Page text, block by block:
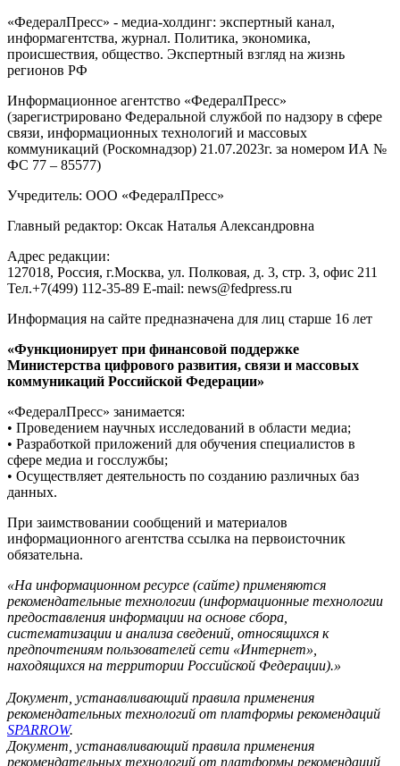
«ФедералПресс» - медиа-холдинг: экспертный канал,
информагентства, журнал. Политика, экономика,
происшествия, общество. Экспертный взгляд на жизнь
регионов РФ
Информационное агентство «ФедералПресс»
(зарегистрировано Федеральной службой по надзору в сфере
связи, информационных технологий и массовых
коммуникаций (Роскомнадзор) 21.07.2023г. за номером ИА №
ФС 77 – 85577)
Учредитель: ООО «ФедералПресс»
Главный редактор: Оксак Наталья Александровна
Адрес редакции:
127018, Россия, г.Москва, ул. Полковая, д. 3, стр. 3, офис 211
Тел.+7(499) 112-35-89 E-mail: news@fedpress.ru
Информация на сайте предназначена для лиц старше 16 лет
«Функционирует при финансовой поддержке
Министерства цифрового развития, связи и массовых
коммуникаций Российской Федерации»
«ФедералПресс» занимается:
• Проведением научных исследований в области медиа;
• Разработкой приложений для обучения специалистов в
сфере медиа и госслужбы;
• Осуществляет деятельность по созданию различных баз
данных.
При заимствовании сообщений и материалов
информационного агентства ссылка на первоисточник
обязательна.
«На информационном ресурсе (сайте) применяются
рекомендательные технологии (информационные технологии
предоставления информации на основе сбора,
систематизации и анализа сведений, относящихся к
предпочтениям пользователей сети «Интернет»,
находящихся на территории Российской Федерации).»
Документ, устанавливающий правила применения
рекомендательных технологий от платформы рекомендаций
SPARROW.
Документ, устанавливающий правила применения
рекомендательных технологий от платформы рекомендаций